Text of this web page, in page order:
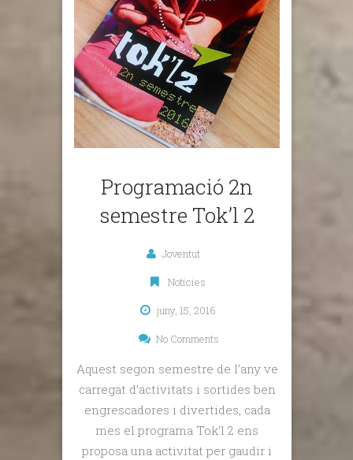
Programació 2n
semestre Tok’l 2
Joventut
Notícies
juny, 15, 2016
No Comments
Aquest segon semestre de l’any ve
carregat d’activitats i sortides ben
engrescadores i divertides, cada
mes el programa Tok‘l 2 ens
proposa una activitat per gaudir i